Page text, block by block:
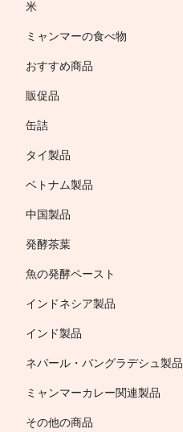
米
ミャンマーの食べ物
おすすめ商品
販促品
缶詰
タイ製品
ベトナム製品
中国製品
発酵茶葉
魚の発酵ペースト
インドネシア製品
インド製品
ネパール・バングラデシュ製品
ミャンマーカレー関連製品
その他の商品